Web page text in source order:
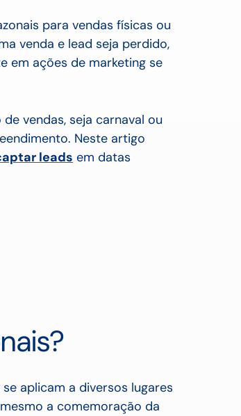
para vendas físicas ou
venda e lead seja perdido,
em ações de marketing se
vendas, seja carnaval ou
Neste artigo
leads em datas
aplicam a diversos lugares
a comemoração da